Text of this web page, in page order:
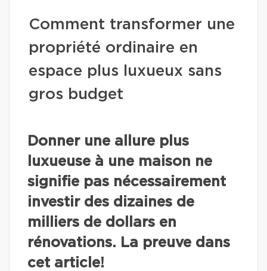
Comment transformer une
propriété ordinaire en
espace plus luxueux sans
gros budget
Donner une allure plus
luxueuse à une maison ne
signifie pas nécessairement
investir des dizaines de
milliers de dollars en
rénovations. La preuve dans
cet article!